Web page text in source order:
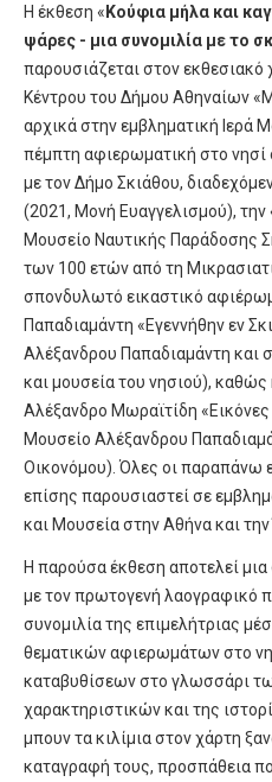
Η έκθεση « Κούφια μήλα και
ψάρες - μια συνομιλία με το
παρουσιάζεται στον εκθεσιακό
Κέντρου του Δήμου Αθηναίων
αρχικά στην εμβληματική Ιερά
πέμπτη αφιερωματική στο νησί
με τον Δήμο Σκιάθου,
(2021, Μονή Ευαγγελισμού),
Μουσείο Ναυτικής Παράδοσης
των 100 ετών από τη
σπονδυλωτό εικαστικό
Παπαδιαμάντη «Εγεννήθην εν
Αλέξανδρου Παπαδιαμάντη και
και μουσεία του νησιού),
Αλέξανδρο Μωραϊτίδη «Εικόνες
Μουσείο Αλέξανδρου
Οικονόμου). Όλες οι παραπάνω
επίσης παρουσιαστεί σε
και Μουσεία στην Αθήνα και την
Η παρούσα έκθεση αποτελεί
με τον πρωτογενή λαογραφικό
συνομιλία της επιμελήτριας
θεματικών αφιερωμάτων στο
καταβυθίσεων στο γλωσσάρι
χαρακτηριστικών και της
μπουν τα κιλίμια στον χάρτη
καταγραφή τους, προσπάθεια